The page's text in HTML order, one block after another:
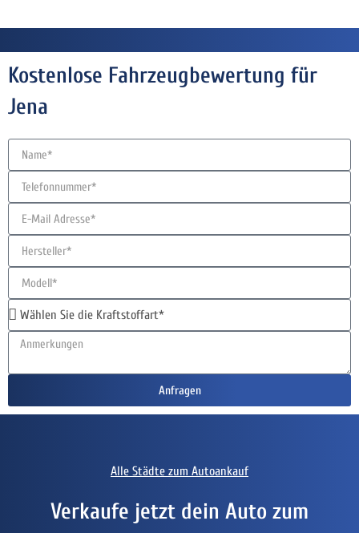
Kostenlose Fahrzeugbewertung für
Jena
Anfragen
Alle Städte zum Autoankauf
Verkaufe jetzt dein Auto zum